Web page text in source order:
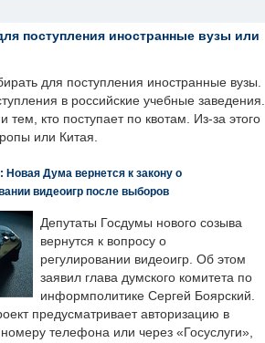
поступления иностранные вузы или
для поступления иностранные вузы.
в российские учебные заведения.
кто поступает по квотам. Из-за этого
или Китая.
Новая Дума вернется к закону о
видеоигр после выборов
Депутаты Госдумы нового созыва
вернутся к вопросу о
регулировании видеоигр. Об этом
заявил глава думского комитета по
информполитике Сергей Боярский.
предусматривает авторизацию в
телефона или через «Госуслуги»,